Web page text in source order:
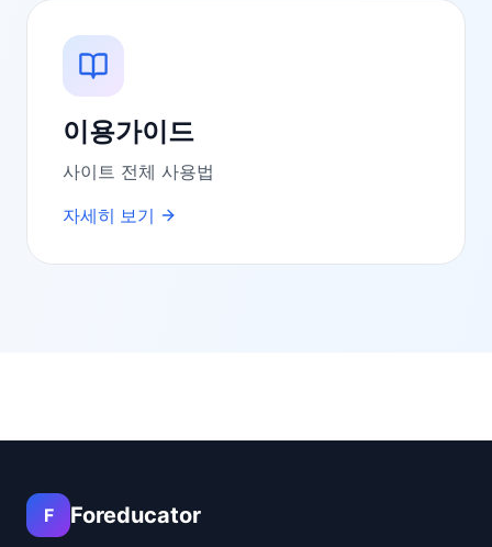
이용가이드
사이트 전체 사용법
자세히 보기
F Foreducator